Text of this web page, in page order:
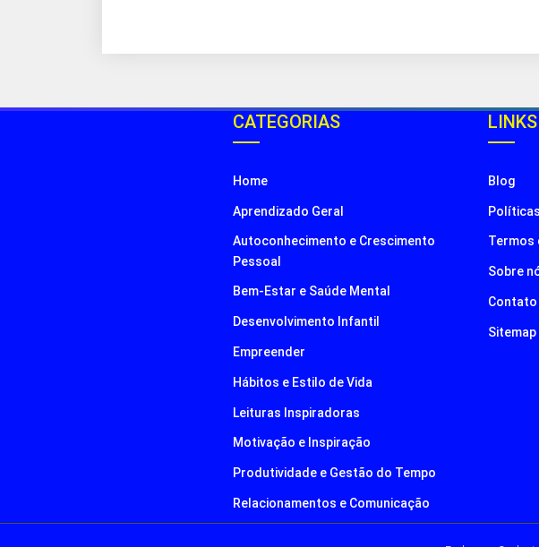
CATEGORIAS
Home
Aprendizado Geral
Autoconhecimento e Crescimento
Pessoal
Bem-Estar e Saúde Mental
Desenvolvimento Infantil
Empreender
Hábitos e Estilo de Vida
Leituras Inspiradoras
Motivação e Inspiração
Produtividade e Gestão do Tempo
Relacionamentos e Comunicação
Blog
Termos
Sobre
Contato
Sitemap